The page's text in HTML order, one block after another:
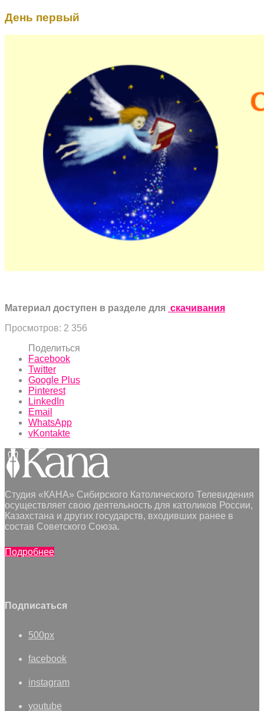
День первый
Материал доступен в разделе для скачивания
Просмотров: 2 356
Поделиться
Facebook
Twitter
Google Plus
Pinterest
LinkedIn
Email
WhatsApp
vKontakte
Студия «КАНА» Сибирского Католического Телевидения
осуществляет свою деятельность для католиков России,
Казахстана и других государств, входивших ранее в
состав Советского Союза.
Подробнее
Подписаться
500px
facebook
instagram
youtube